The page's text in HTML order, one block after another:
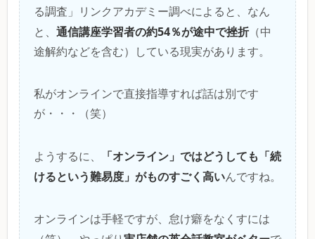
る調査」リンクアカデミー調べによると、なん
と、 通信講座学習者の約54％が途中で挫折 （中
途解約などを含む）している現実があります。
私がオンラインで直接指導すれば話は別です
が・・・（笑）
ようするに、
「オンライン」ではどうしても「続
けるという難易度」がものすごく高いんですね。
オンラインは手軽ですが、怠け癖をなくすには